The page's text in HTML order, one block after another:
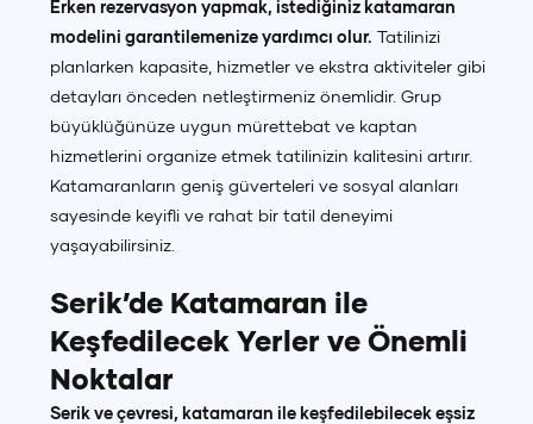
Erken rezervasyon yapmak, istediğiniz katamaran
modelini garantilemenize yardımcı olur. Tatilinizi
planlarken kapasite, hizmetler ve ekstra aktiviteler gibi
detayları önceden netleştirmeniz önemlidir. Grup
büyüklüğünüze uygun mürettebat ve kaptan
hizmetlerini organize etmek tatilinizin kalitesini artırır.
Katamaranların geniş güverteleri ve sosyal alanları
sayesinde keyifli ve rahat bir tatil deneyimi
yaşayabilirsiniz.
Serik’de Katamaran ile
Keşfedilecek Yerler ve Önemli
Noktalar
Serik ve çevresi, katamaran ile keşfedilebilecek eşsiz